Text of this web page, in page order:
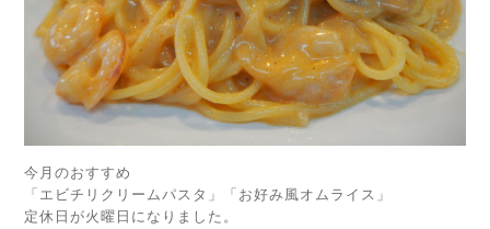
今月のおすすめ
「エビチリクリームパスタ」「お好み風オムライス」
定休日が火曜日になりました。